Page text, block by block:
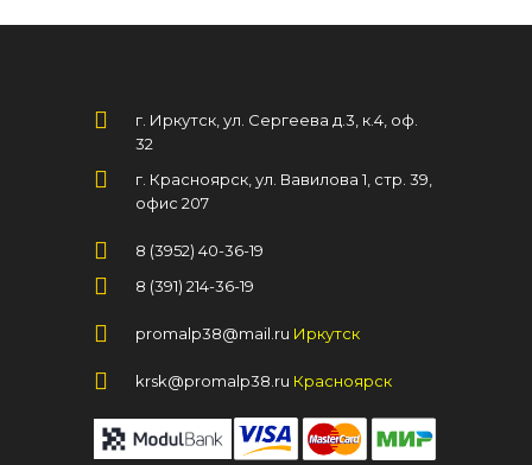
г. Иркутск, ул. Сергеева д.3, к.4, оф.
32
г. Красноярск, ул. Вавилова 1, стр. 39,
офис 207
8 (3952) 40-36-19
8 (391) 214-36-19
promalp38@mail.ru Иркутск
krsk@promalp38.ru Красноярск